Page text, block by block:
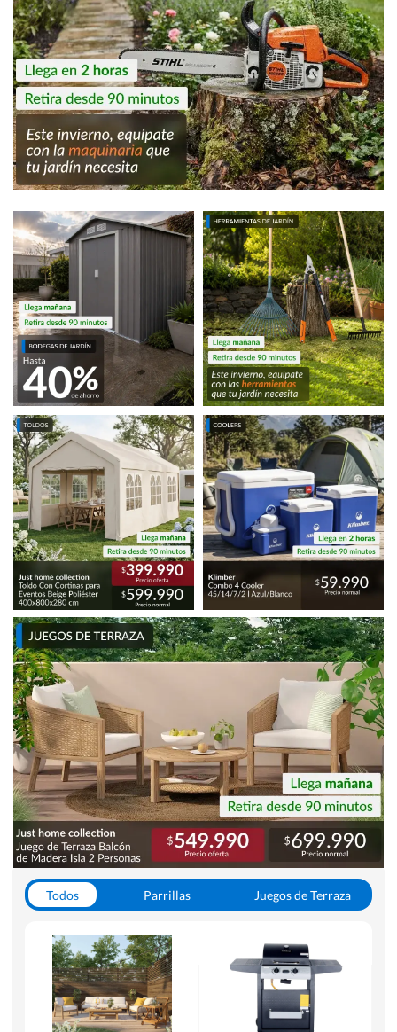
Todos Parrillas
Juegos de Terraza